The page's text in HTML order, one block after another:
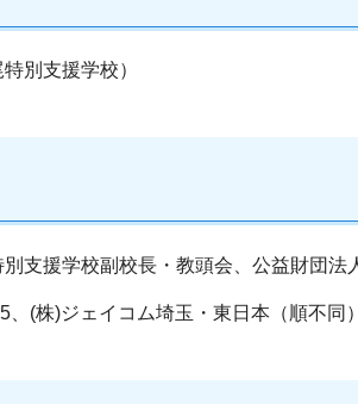
別支援学校）
支援学校副校長・教頭会、公益財団法
(株)ジェイコム埼玉・東日本（順不同）